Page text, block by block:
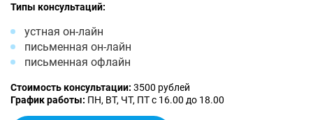
Типы консультаций:
устная он-лайн
письменная он-лайн
письменная офлайн
Стоимость консультации: 3500 рублей
График работы: ПН, ВТ, ЧТ, ПТ с 16.00 до 18.00